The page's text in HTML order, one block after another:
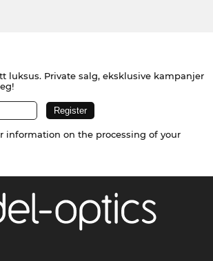
luksus. Private salg, eksklusive kampanjer
information on the processing of your